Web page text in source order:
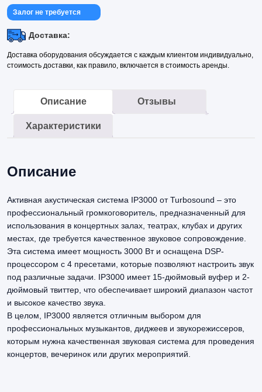
Залог не требуется
Доставка:
Доставка оборудования обсуждается с каждым клиентом индивидуально,
стоимость доставки, как правило, включается в стоимость аренды.
Описание Отзывы
Характеристики
Описание
Активная акустическая система IP3000 от Turbosound – это
профессиональный громкоговоритель, предназначенный для
использования в концертных залах, театрах, клубах и других
местах, где требуется качественное звуковое сопровождение.
Эта система имеет мощность 3000 Вт и оснащена DSP-
процессором с 4 пресетами, которые позволяют настроить звук
под различные задачи. IP3000 имеет 15-дюймовый вуфер и 2-
дюймовый твиттер, что обеспечивает широкий диапазон частот
и высокое качество звука.
В целом, IP3000 является отличным выбором для
профессиональных музыкантов, диджеев и звукорежиссеров,
которым нужна качественная звуковая система для проведения
концертов, вечеринок или других мероприятий.